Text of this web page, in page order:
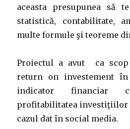
aceasta presupunea să
statistică, contabilitate,
multe formule şi teoreme
Proiectul a avut ca scop
return on investement
indicator financiar
profitabilitatea investiţiilor
cazul dat în social media.